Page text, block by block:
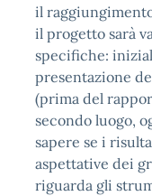
il
il progetto sarà
specifiche:
presentazione
(prima del
secondo luogo,
sapere se i
aspettative dei
riguarda gli